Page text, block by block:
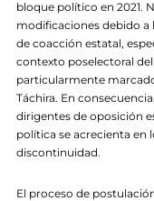
bloque político en 2021.
modificaciones debido
de coacción estatal,
contexto poselectoral
particularmente
Táchira. En
dirigentes de oposición
política se acrecienta en
discontinuidad.
El proceso de